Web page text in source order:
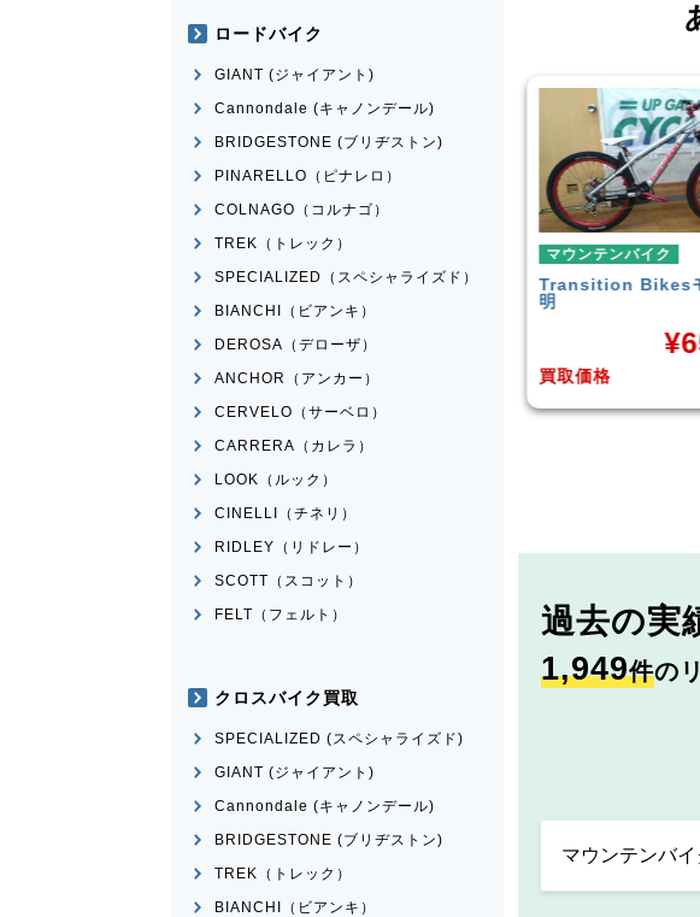
マウンテンバイク
Transition Bikes モデル不
明
買取価格
¥
マウンテンバイク
TREKROSCOE7
2020-21年モデル
買取価格
¥
過去の実
1,949件の
ロードバイク
GIANT (ジャイアント)
Cannondale (キャノンデール)
BRIDGESTONE (ブリヂストン)
PINARELLO（ピナレロ）
COLNAGO（コルナゴ）
TREK（トレック）
SPECIALIZED（スペシャライズド）
BIANCHI（ビアンキ）
DEROSA（デローザ）
ANCHOR（アンカー）
CERVELO（サーベロ）
CARRERA（カレラ）
LOOK（ルック）
CINELLI（チネリ）
RIDLEY（リドレー）
SCOTT（スコット）
FELT（フェルト）
クロスバイク買取
SPECIALIZED (スペシャライズド)
GIANT (ジャイアント)
Cannondale (キャノンデール)
BRIDGESTONE (ブリヂストン)
TREK（トレック）
BIANCHI（ビアンキ）